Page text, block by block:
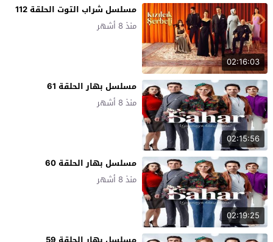
02:16:03
مسلسل شراب التوت الحلقة 112
منذ 8 أشهر
02:15:56
مسلسل بهار الحلقة 61
منذ 8 أشهر
02:19:25
مسلسل بهار الحلقة 60
منذ 8 أشهر